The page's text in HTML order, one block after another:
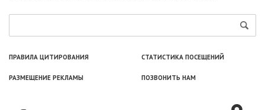
ПРАВИЛА ЦИТИРОВАНИЯ СТАТИСТИКА ПОСЕЩЕНИЙ
РАЗМЕЩЕНИЕ РЕКЛАМЫ ПОЗВОНИТЬ НАМ